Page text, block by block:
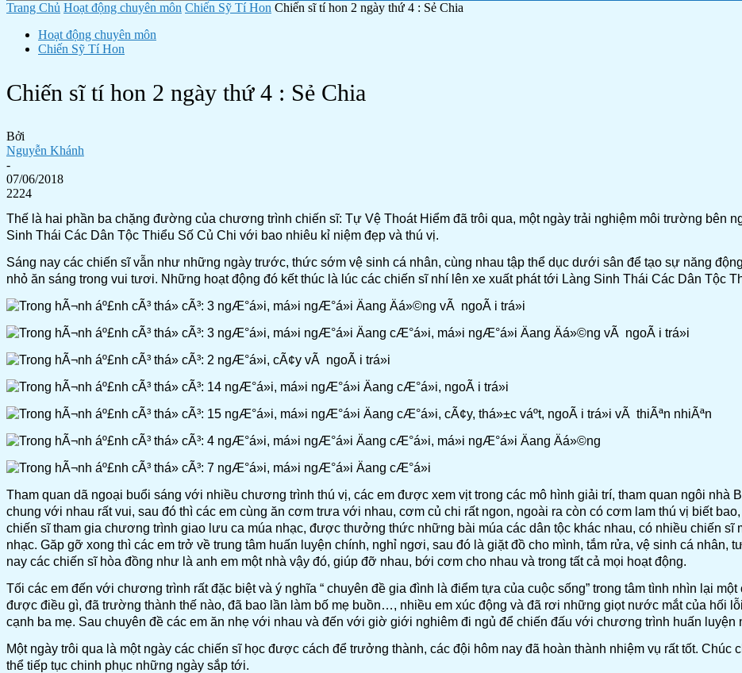
Trang Chủ Hoạt động chuyên môn Chiến Sỹ Tí Hon Chiến sĩ tí hon 2 ngày thứ 4 : Sẻ Chia
Hoạt động chuyên môn
Chiến Sỹ Tí Hon
Chiến sĩ tí hon 2 ngày thứ 4 : Sẻ Chia
Bởi
Nguyễn Khánh
-
07/06/2018
2224
Thế là hai phần ba chặng đường của chương trình chiến sĩ: Tự Vệ Thoát Hiểm đã trôi qua, một ngày trải nghiệm môi trường bên
Sinh Thái Các Dân Tộc Thiểu Số Củ Chi với bao nhiêu kỉ niệm đẹp và thú vị.
Sáng nay các chiến sĩ vẫn như những ngày trước, thức sớm vệ sinh cá nhân, cùng nhau tập thể dục dưới sân để tạo sự năng
nhỏ ăn sáng trong vui tươi. Những hoạt động đó kết thúc là lúc các chiến sĩ nhí lên xe xuất phát tới Làng Sinh Thái Các Dân Tộc
Tham quan dã ngoại buổi sáng với nhiều chương trình thú vị, các em được xem vịt trong các mô hình giải trí, tham quan ngôi nhà
chung với nhau rất vui, sau đó thì các em cùng ăn cơm trưa với nhau, cơm củ chi rất ngon, ngoài ra còn có cơm lam thú vị biết
chiến sĩ tham gia chương trình giao lưu ca múa nhạc, được thưởng thức những bài múa các dân tộc khác nhau, có nhiều chiến sĩ
nhạc. Găp gỡ xong thì các em trở về trung tâm huấn luyện chính, nghỉ ngơi, sau đó là giặt đồ cho mình, tắm rửa, vệ sinh cá nhân,
nay các chiến sĩ hòa đồng như là anh em một nhà vậy đó, giúp đỡ nhau, bới cơm cho nhau và trong tất cả mọi hoạt động.
Tối các em đến với chương trình rất đặc biệt và ý nghĩa “ chuyên đề gia đình là điểm tựa của cuộc sống” trong tâm tình nhìn lại
được điều gì, đã trường thành thế nào, đã bao lần làm bố mẹ buồn…, nhiều em xúc động và đã rơi những giọt nước mắt của hối
cạnh ba mẹ. Sau chuyên đề các em ăn nhẹ với nhau và đến với giờ giới nghiêm đi ngủ để chiến đấu với chương trình huấn luyện
Một ngày trôi qua là một ngày các chiến sĩ học được cách để trưởng thành, các đội hôm nay đã hoàn thành nhiệm vụ rất tốt.
thể tiếp tục chinh phục những ngày sắp tới.